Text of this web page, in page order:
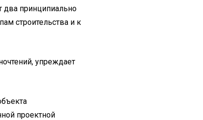
два принципиально
строительства и к
упреждает
проектной